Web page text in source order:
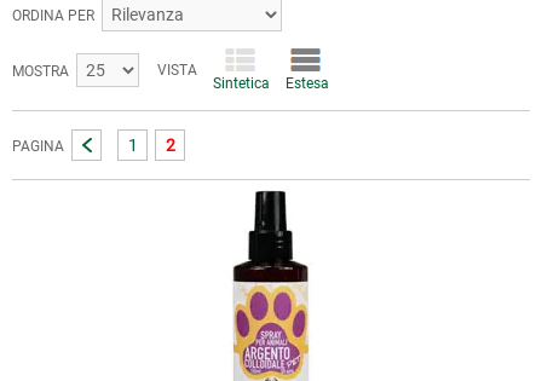
ORDINA PER
MOSTRA VISTA
Sintetica Estesa
PAGINA 1 2